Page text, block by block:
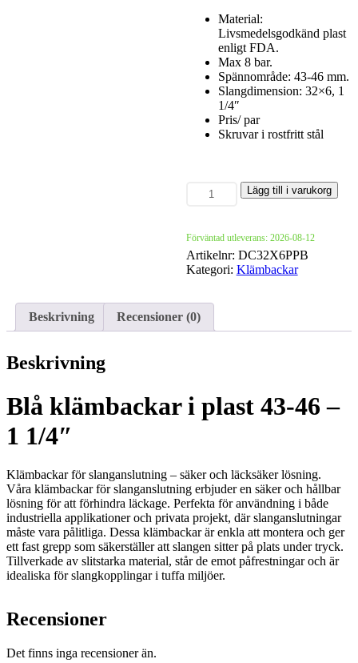
Material:
Livsmedelsgodkänd plast
enligt FDA.
Max 8 bar.
Spännområde: 43-46 mm.
Slangdimension: 32×6, 1
1/4″
Pris/ par
Skruvar i rostfritt stål
klämbackar
plast
46
-
1/4
´
mängd
Lägg till i varukorg
Förväntad utleverans: 2026-08-12
Artikelnr: DC32X6PPB
Kategori: Klämbackar
Beskrivning Recensioner (0)
Beskrivning
Blå klämbackar i plast 43-46 –
1 1/4″
Klämbackar för slanganslutning – säker och läcksäker lösning.
Våra klämbackar för slanganslutning erbjuder en säker och hållbar
lösning för att förhindra läckage. Perfekta för användning i både
industriella applikationer och privata projekt, där slanganslutningar
måste vara pålitliga. Dessa klämbackar är enkla att montera och ger
ett fast grepp som säkerställer att slangen sitter på plats under tryck.
Tillverkade av slitstarka material, står de emot påfrestningar och är
idealiska för slangkopplingar i tuffa miljöer.
Recensioner
Det finns inga recensioner än.